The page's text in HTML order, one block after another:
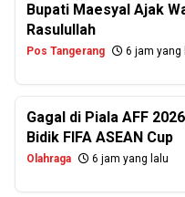
Bupati Maesyal Ajak
Rasulullah
Pos Tangerang 6 jam yang
Gagal di Piala AFF
Bidik FIFA ASEAN Cup
Olahraga 6 jam yang lalu